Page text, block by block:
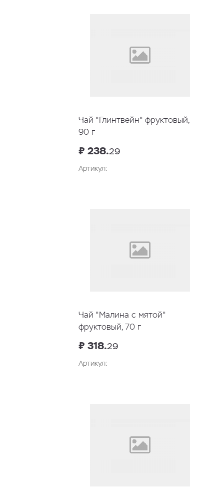
Чай "Глинтвейн" фруктовый,
90 г
₽ 238.29
Артикул:
Чай "Малина с мятой"
фруктовый, 70 г
₽ 318.29
Артикул: